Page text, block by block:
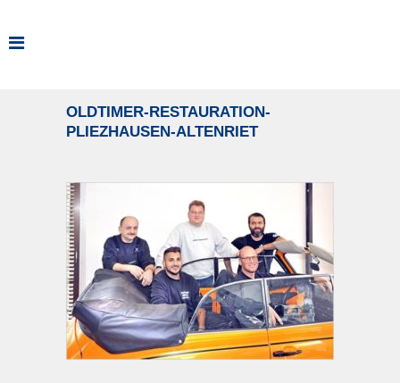
OLDTIMER-RESTAURATION-
PLIEZHAUSEN-ALTENRIET